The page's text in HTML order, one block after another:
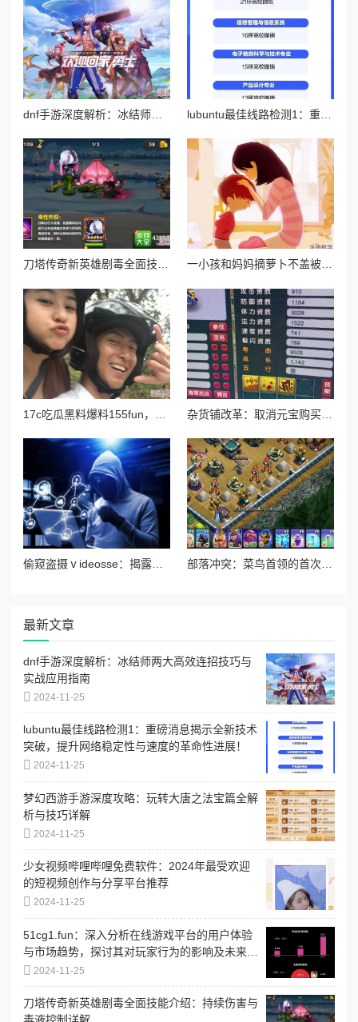
lubuntu最佳线路检测1：重磅消息揭示全新技术突破，提升网络稳定性与速度的革命性进展！
刀塔传奇新英雄剧毒全面技能介绍：持续伤害与毒液控制详解 一小孩和妈妈摘萝卜不盖被子，温暖的亲子时光让人感受到生活的乐趣与简单幸福
杂货铺改革：取消元宝购买药水及最新测试调整内容详解
偷窥盗摄ⅴideosse：揭露隐私侵犯背后的黑暗产业链与受害者的无奈心声 部落冲突：菜鸟首领的首次部落改革尝试与初体验纪实
最新文章
dnf手游深度解析：冰结师两大高效连招技巧与
实战应用指南
2024-11-25
lubuntu最佳线路检测1：重磅消息揭示全新技术
突破，提升网络稳定性与速度的革命性进展！
2024-11-25
梦幻西游手游深度攻略：玩转大唐之法宝篇全解
析与技巧详解
2024-11-25
少女视频哔哩哔哩免费软件：2024年最受欢迎
的短视频创作与分享平台推荐
2024-11-25
51cg1.fun：深入分析在线游戏平台的用户体验
与市场趋势，探讨其对玩家行为的影响及未来发
展方向
2024-11-25
刀塔传奇新英雄剧毒全面技能介绍：持续伤害与